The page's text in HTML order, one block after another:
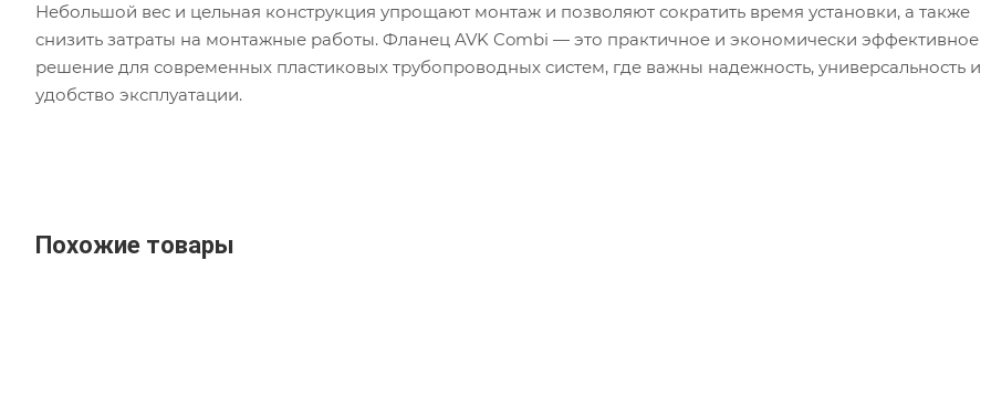
Небольшой вес и цельная конструкция упрощают монтаж и позволяют сократить время установки, а также
снизить затраты на монтажные работы. Фланец AVK Combi — это практичное и экономически эффективное
решение для современных пластиковых трубопроводных систем, где важны надежность, универсальность и
удобство эксплуатации.
Похожие товары